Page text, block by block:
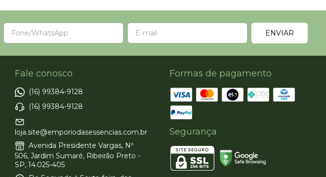
Fale conosco
(16) 99384-9128
(16) 99384-9128
loja.site@emporiodasessencias.com.br
Avenida Presidente Vargas, Nº
506, Jardim Sumaré, Ribeirão Preto -
SP, 14.025-405
Formas de pagamento
Segurança